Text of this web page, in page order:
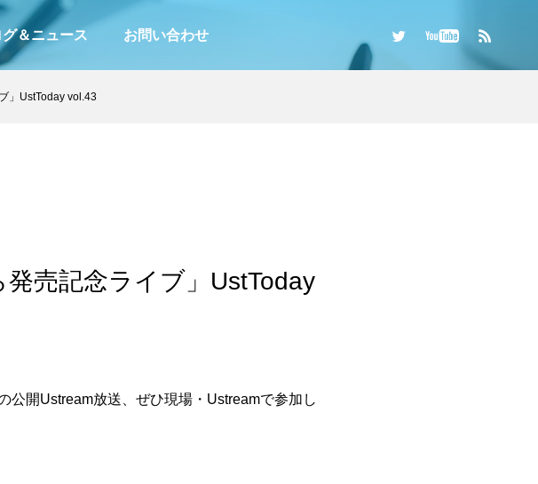
＆ニュース お問い合わせ
」UstToday vol.43
売記念ライブ」UstToday
公開Ustream放送、ぜひ現場・Ustreamで参加し